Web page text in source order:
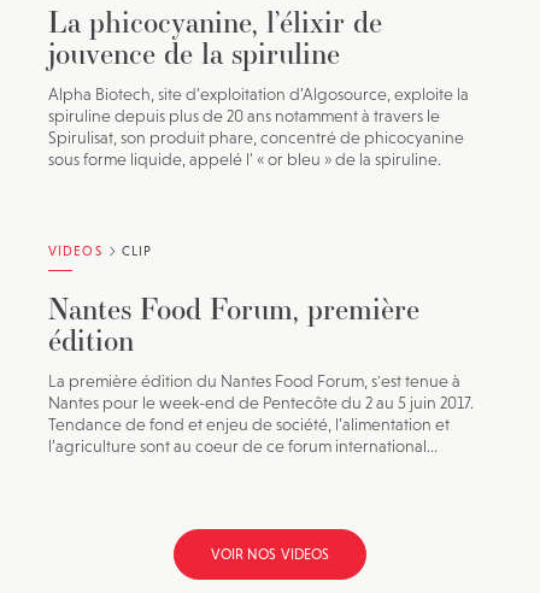
La phicocyanine, l’élixir de
jouvence de la spiruline
Alpha Biotech, site d’exploitation d’Algosource, exploite la
spiruline depuis plus de 20 ans notamment à travers le
Spirulisat, son produit phare, concentré de phicocyanine
sous forme liquide, appelé l’ « or bleu » de la spiruline.
VIDEOS CLIP
Nantes Food Forum, première
édition
La première édition du Nantes Food Forum, s'est tenue à
Nantes pour le week-end de Pentecôte du 2 au 5 juin 2017.
Tendance de fond et enjeu de société, l’alimentation et
l’agriculture sont au coeur de ce forum international...
VOIR NOS VIDEOS